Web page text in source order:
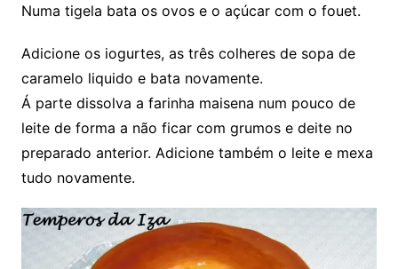
Numa tigela bata os ovos e o açúcar com o fouet.
Adicione os iogurtes, as três colheres de sopa de
caramelo liquido e bata novamente.
Á parte dissolva a farinha maisena num pouco de
leite de forma a não ficar com grumos e deite no
preparado anterior. Adicione também o leite e mexa
tudo novamente.